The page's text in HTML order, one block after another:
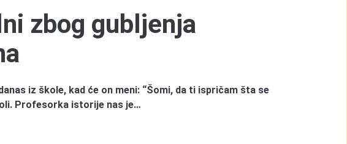
zbog gubljenja
iz škole, kad će on meni: “Šomi, da ti ispričam šta se
Profesorka istorije nas je…